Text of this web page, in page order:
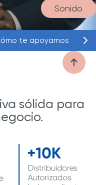
Sonido
te apoyamos
sólida para